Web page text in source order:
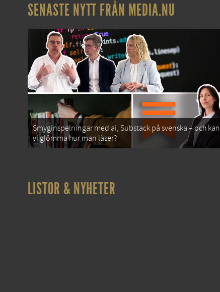
SENASTE NYTT FRÅN MEDIA.NU
Smyginspelningar med ai, Substack på svenska – och kan
vi glömma hur man läser?
LISTOR & NYHETER